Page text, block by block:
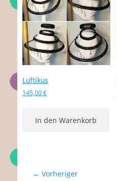
Luftikus
145,00€
In den Warenkorb
Beitragsnavigation
← Vorheriger